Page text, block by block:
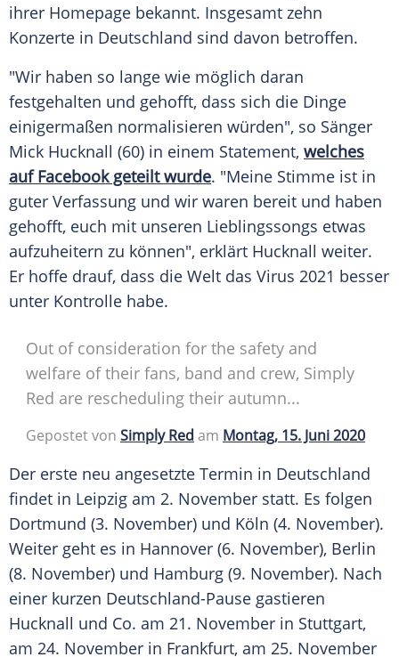
ihrer Homepage bekannt. Insgesamt zehn
Konzerte in Deutschland sind davon betroffen.
"Wir haben so lange wie möglich daran
festgehalten und gehofft, dass sich die Dinge
einigermaßen normalisieren würden", so Sänger
Mick Hucknall (60) in einem Statement, welches
auf Facebook geteilt wurde. "Meine Stimme ist in
guter Verfassung und wir waren bereit und haben
gehofft, euch mit unseren Lieblingssongs etwas
aufzuheitern zu können", erklärt Hucknall weiter.
Er hoffe drauf, dass die Welt das Virus 2021 besser
unter Kontrolle habe.
Out of consideration for the safety and
welfare of their fans, band and crew, Simply
Red are rescheduling their autumn...
Gepostet von Simply Red am Montag, 15. Juni 2020
Der erste neu angesetzte Termin in Deutschland
findet in Leipzig am 2. November statt. Es folgen
Dortmund (3. November) und Köln (4. November).
Weiter geht es in Hannover (6. November), Berlin
(8. November) und Hamburg (9. November). Nach
einer kurzen Deutschland-Pause gastieren
Hucknall und Co. am 21. November in Stuttgart,
am 24. November in Frankfurt, am 25. November